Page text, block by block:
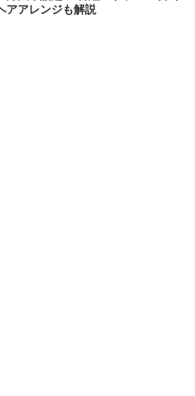
アアレンジも解説